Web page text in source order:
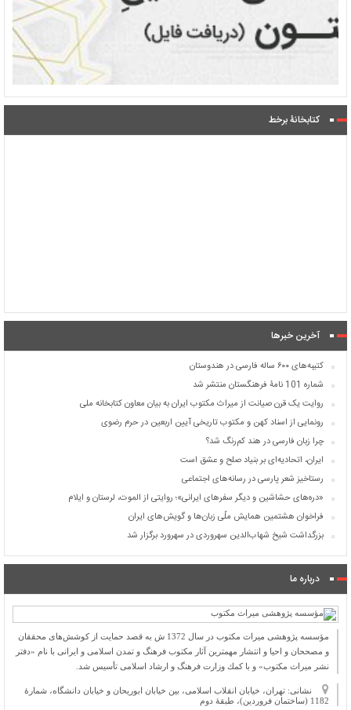
کتابخانۀ برخط
آخرین خبرها
کتیبه‌های ۶۰۰ ساله فارسی در هندوستان
شماره 101 نامۀ فرهنگستان منتشر شد
روایت یک قرن صیانت از میراث مکتوب ایران به بیان معاون کتابخانه ملی
رونمایی از اسناد کهن و مکتوب تاریخی آیین اربعین در حرم رضوی
چرا زبان فارسی در هند کم‌رنگ شد؟
ایران، اتحادیه‌ای بر بنیاد صلح و عشق است
رستاخیز شعر پارسی در رسانه‌های اجتماعی
«دره‌های حشاشین و دیگر سفرهای ایرانی»؛ روایتی از الموت، لرستان و ایلام
فراخوان هشتمین همایش ملّی زبان‌ها و گویش‌های ایران
بزرگداشت شیخ شهاب‌الدین سهروردی در سهرورد برگزار شد
درباره ما
مؤسسه پژوهشی میراث مكتوب در سال 1372 ش به قصد حمایت از كوشش‌های محققان
و مصححان و احیا و انتشار مهمترین آثار مكتوب فرهنگ و تمدن اسلامی و ایرانی با نام «دفتر
نشر میراث مكتوب» و با كمك وزارت فرهنگ و ارشاد اسلامی تأسیس شد.
نشانی: تهران، خیابان انقلاب اسلامی، بین خیابان ابوریحان و خیابان دانشگاه، شمارۀ
1182 (ساختمان فروردین)، طبقۀ دوم